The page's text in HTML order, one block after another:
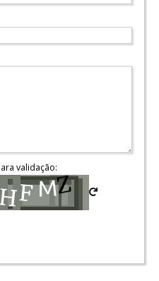
validação: